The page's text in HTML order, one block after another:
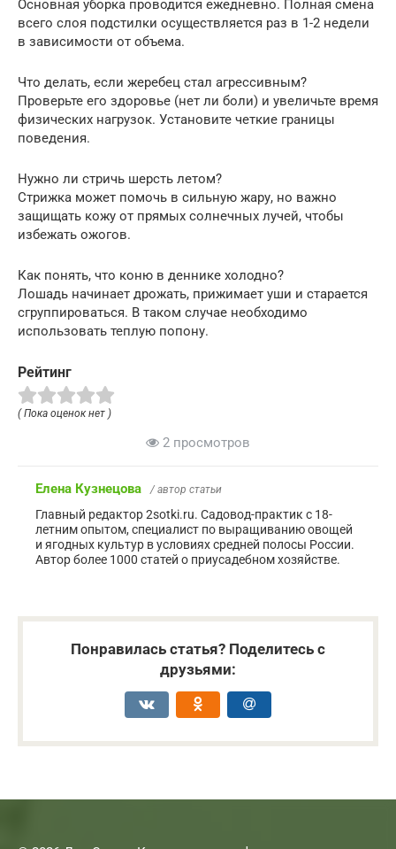
Основная уборка проводится ежедневно. Полная смена
всего слоя подстилки осуществляется раз в 1-2 недели
в зависимости от объема.
Что делать, если жеребец стал агрессивным?
Проверьте его здоровье (нет ли боли) и увеличьте время
физических нагрузок. Установите четкие границы
поведения.
Нужно ли стричь шерсть летом?
Стрижка может помочь в сильную жару, но важно
защищать кожу от прямых солнечных лучей, чтобы
избежать ожогов.
Как понять, что коню в деннике холодно?
Лошадь начинает дрожать, прижимает уши и старается
сгруппироваться. В таком случае необходимо
использовать теплую попону.
Рейтинг
( Пока оценок нет )
2 просмотров
Елена Кузнецова / автор статьи
Главный редактор 2sotki.ru. Садовод-практик с 18-
летним опытом, специалист по выращиванию овощей
и ягодных культур в условиях средней полосы России.
Автор более 1000 статей о приусадебном хозяйстве.
Понравилась статья? Поделитесь с
друзьями: